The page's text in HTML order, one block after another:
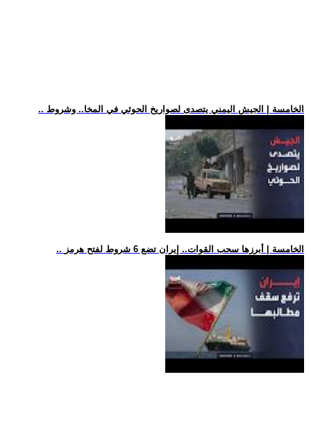
.. الخامسة | الجيش اليمني يتصدى لصواريخ الحوثي في المخا.. وشروط
.. الخامسة | أبرزها سحب القوات.. إيران تضع 6 شروط لفتح هرمز